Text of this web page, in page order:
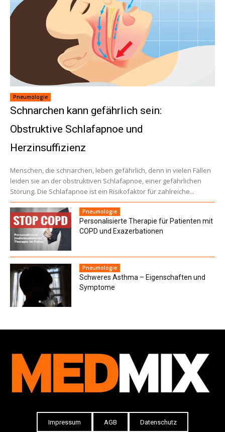
Pneumologie
Schnarchen kann gefährlich sein:
Obstruktive Schlafapnoe und
Herzinsuffizienz
Menschen, die schnarchen, leben gefährlich, denn in vielen Fällen
leiden sie an der obstruktiven Schlafapnoe, einer gefährlichen
Störung. Die Schlafapnoe ist ein Risikofaktor für zahlreiche...
Pneumologie
Personalisierte Therapie für Patienten mit
COPD und Exazerbationen
Pneumologie
Schweres Asthma – Eigenschaften und
Symptome
Impressum AGB Datenschutz